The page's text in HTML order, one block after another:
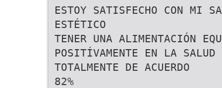
ESTOY SATISFECHO CON MI
ESTÉTICO
TENER UNA ALIMENTACIÓN
POSITÍVAMENTE EN LA SALUD
TOTALMENTE DE ACUERDO
82%